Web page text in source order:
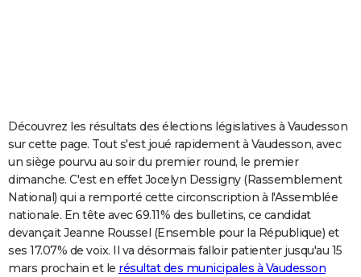
Carte de Noël
Carte Bonne année
Carte Saint-Valentin
Carte Pâques
Carte d'anniversaire
DICTIONNAIRE
Dictionnaire
Biographies
Citations
Expressions
Proverbes
PROGRAMME TV
COPAINS D'AVANT
S'inscrire
Se connecter
Lycées
Collèges
Primaires
Universités
Entreprises
Service militaire
Avis de recherche
AVIS DE DÉCÈS
Découvrez les résultats des élections législatives à Vaudesson
sur cette page. Tout s'est joué rapidement à Vaudesson, avec
un siège pourvu au soir du premier round, le premier
dimanche. C'est en effet Jocelyn Dessigny (Rassemblement
National) qui a remporté cette circonscription à l'Assemblée
nationale. En tête avec 69.11% des bulletins, ce candidat
devançait Jeanne Roussel (Ensemble pour la République) et
ses 17.07% de voix. Il va désormais falloir patienter jusqu'au 15
mars prochain et le résultat des municipales à Vaudesson